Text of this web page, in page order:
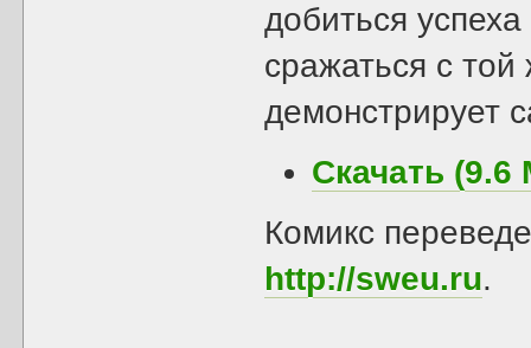
добиться
сражаться с
демонстрирует
Скачать (9.6
Комикс
http://sweu.ru.